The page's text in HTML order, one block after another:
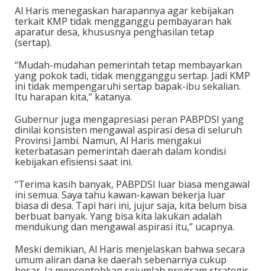
Al Haris menegaskan harapannya agar kebijakan
terkait KMP tidak mengganggu pembayaran hak
aparatur desa, khususnya penghasilan tetap
(sertap).
“Mudah-mudahan pemerintah tetap membayarkan
yang pokok tadi, tidak mengganggu sertap. Jadi KMP
ini tidak mempengaruhi sertap bapak-ibu sekalian.
Itu harapan kita,” katanya.
Gubernur juga mengapresiasi peran PABPDSI yang
dinilai konsisten mengawal aspirasi desa di seluruh
Provinsi Jambi. Namun, Al Haris mengakui
keterbatasan pemerintah daerah dalam kondisi
kebijakan efisiensi saat ini.
“Terima kasih banyak, PABPDSI luar biasa mengawal
ini semua. Saya tahu kawan-kawan bekerja luar
biasa di desa. Tapi hari ini, jujur saja, kita belum bisa
berbuat banyak. Yang bisa kita lakukan adalah
mendukung dan mengawal aspirasi itu,” ucapnya.
Meski demikian, Al Haris menjelaskan bahwa secara
umum aliran dana ke daerah sebenarnya cukup